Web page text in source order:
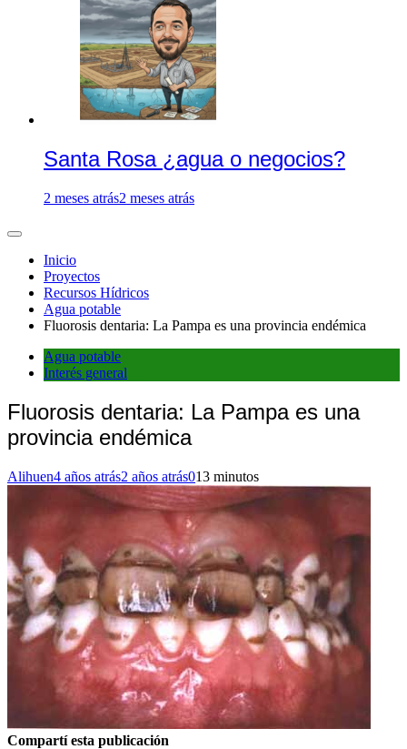
Santa Rosa ¿agua o negocios?
2 meses atrás2 meses atrás
Inicio
Proyectos
Recursos Hídricos
Agua potable
Fluorosis dentaria: La Pampa es una provincia endémica
Agua potable
Interés general
Fluorosis dentaria: La Pampa es una
provincia endémica
Alihuen4 años atrás2 años atrás013 minutos
Compartí esta publicación